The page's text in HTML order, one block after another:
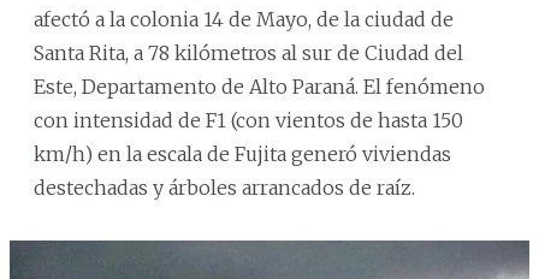
afectó a la colonia 14 de Mayo, de la ciudad de
Santa Rita, a 78 kilómetros al sur de Ciudad del
Este, Departamento de Alto Paraná. El fenómeno
con intensidad de F1 (con vientos de hasta 150
km/h) en la escala de Fujita generó viviendas
destechadas y árboles arrancados de raíz.